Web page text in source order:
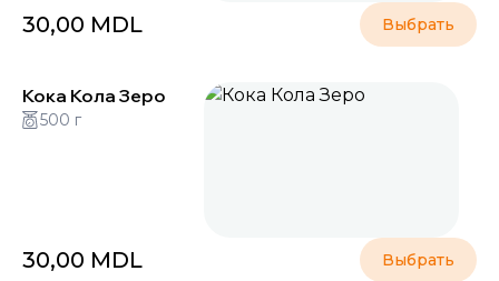
30,00 MDL Выбрать
Кока Кола Зеро
500 г
30,00 MDL Выбрать